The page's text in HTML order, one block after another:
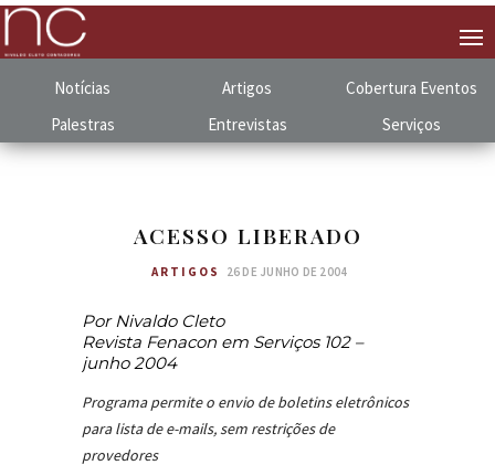
Notícias Artigos Cobertura Eventos
Palestras
Entrevistas Serviços
ACESSO LIBERADO
ARTIGOS 26 DE JUNHO DE 2004
Por Nivaldo Cleto
Revista Fenacon em Serviços 102 –
junho 2004
Programa permite o envio de boletins eletrônicos
para lista de e-mails, sem restrições de
provedores